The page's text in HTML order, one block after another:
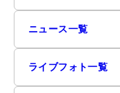
ニュース一覧
ライブフォト一覧